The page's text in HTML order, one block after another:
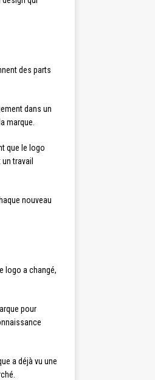
des parts
dans un
marque.
que le logo
travail
nouveau
logo a changé,
pour
a déjà vu une